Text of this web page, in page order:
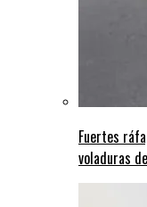
Fuertes
voladuras